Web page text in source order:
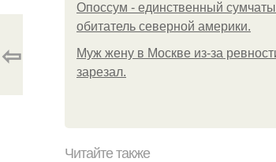
Опоссум - единственный
обитатель северной америки.
Mуж жену в Москве из-за
зарезал.
⇦
Читайте также